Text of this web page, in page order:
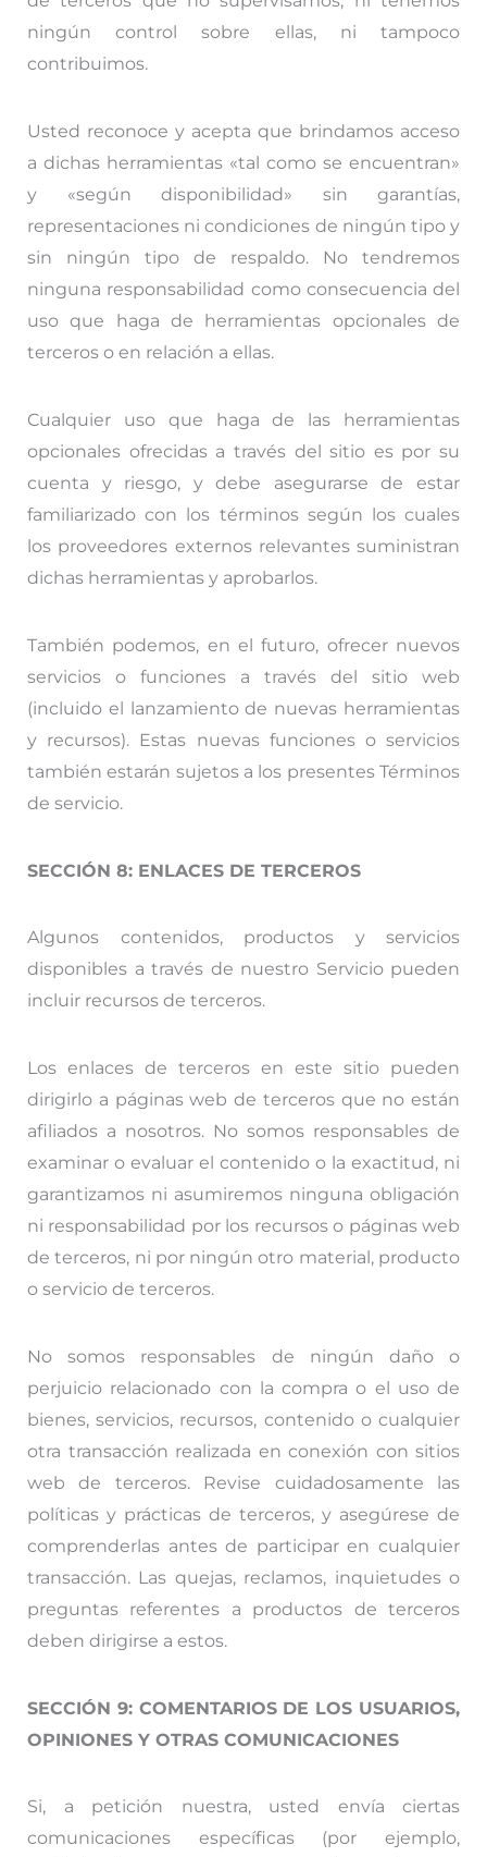
ningún control sobre ellas, ni tampoco
contribuimos.
Usted reconoce y acepta que brindamos acceso
a dichas herramientas «tal como se encuentran»
y «según disponibilidad» sin garantías,
representaciones ni condiciones de ningún tipo y
sin ningún tipo de respaldo. No tendremos
ninguna responsabilidad como consecuencia del
uso que haga de herramientas opcionales de
terceros o en relación a ellas.
Cualquier uso que haga de las herramientas
opcionales ofrecidas a través del sitio es por su
cuenta y riesgo, y debe asegurarse de estar
familiarizado con los términos según los cuales
los proveedores externos relevantes suministran
dichas herramientas y aprobarlos.
También podemos, en el futuro, ofrecer nuevos
servicios o funciones a través del sitio web
(incluido el lanzamiento de nuevas herramientas
y recursos). Estas nuevas funciones o servicios
también estarán sujetos a los presentes Términos
de servicio.
SECCIÓN 8: ENLACES DE TERCEROS
Algunos contenidos, productos y servicios
disponibles a través de nuestro Servicio pueden
incluir recursos de terceros.
Los enlaces de terceros en este sitio pueden
dirigirlo a páginas web de terceros que no están
afiliados a nosotros. No somos responsables de
examinar o evaluar el contenido o la exactitud, ni
garantizamos ni asumiremos ninguna obligación
ni responsabilidad por los recursos o páginas web
de terceros, ni por ningún otro material, producto
o servicio de terceros.
No somos responsables de ningún daño o
perjuicio relacionado con la compra o el uso de
bienes, servicios, recursos, contenido o cualquier
otra transacción realizada en conexión con sitios
web de terceros. Revise cuidadosamente las
políticas y prácticas de terceros, y asegúrese de
comprenderlas antes de participar en cualquier
transacción. Las quejas, reclamos, inquietudes o
preguntas referentes a productos de terceros
deben dirigirse a estos.
SECCIÓN 9: COMENTARIOS DE LOS USUARIOS,
OPINIONES Y OTRAS COMUNICACIONES
Si, a petición nuestra, usted envía ciertas
comunicaciones específicas (por ejemplo,